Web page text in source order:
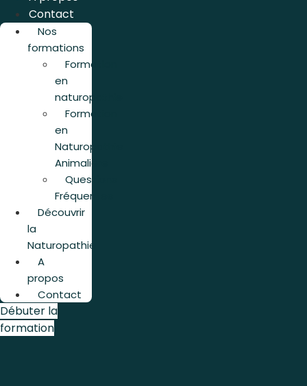
Contact
Nos
formations
Formation
en
naturopathie
Formation
en
Naturopathie
Animalière
Questions
Fréquentes
Découvrir
la
Naturopathie
A
propos
Contact
Débuter la
formation